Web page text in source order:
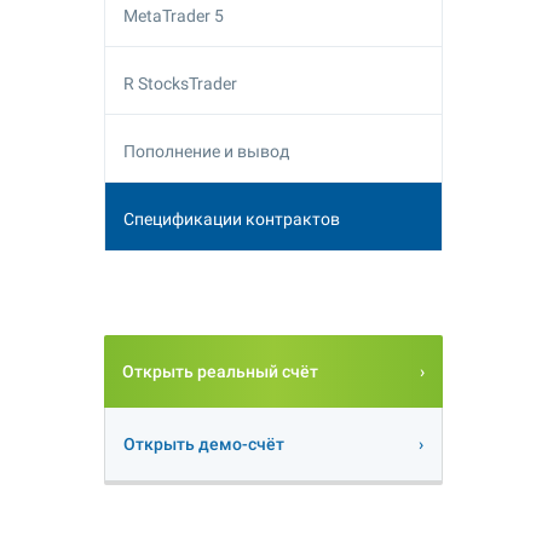
MetaTrader 5
R StocksTrader
Пополнение и вывод
Спецификации контрактов
Открыть реальный счёт
Открыть демо-счёт